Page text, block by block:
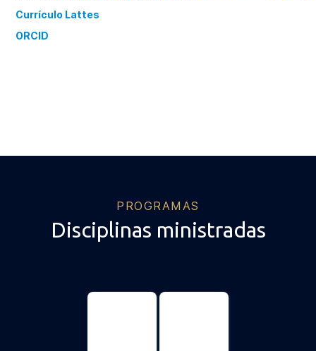
Currículo Lattes
ORCID
PROGRAMAS
Disciplinas ministradas